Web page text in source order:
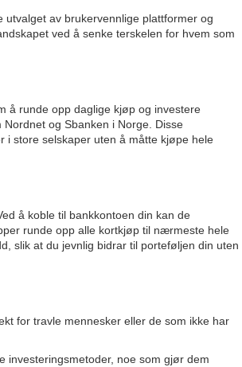
av brukervennlige plattformer og
ved å senke terskelen for hvem som
å runde opp daglige kjøp og investere
Nordnet og Sbanken i Norge. Disse
i store selskaper uten å måtte kjøpe hele
å koble til bankkontoen din kan de
runde opp alle kortkjøp til nærmeste hele
slik at du jevnlig bidrar til porteføljen din uten
for travle mennesker eller de som ikke har
investeringsmetoder, noe som gjør dem